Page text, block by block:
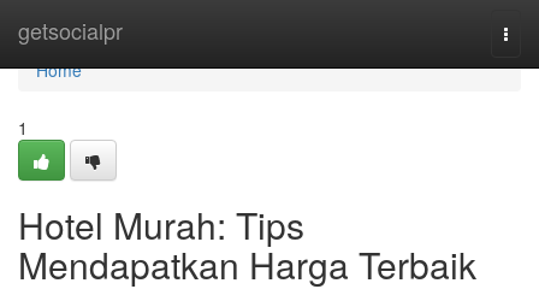
getsocialpr
Home
Home
1
Hotel Murah: Tips
Mendapatkan Harga Terbaik